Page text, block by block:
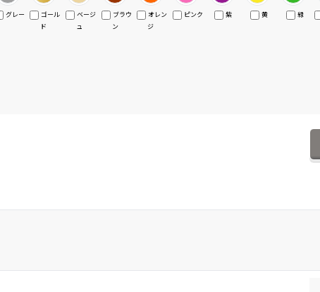
グレー
ゴール
ド
ベージ
ュ
ブラウ
ン
オレン
ジ
ピンク 紫 黄 緑